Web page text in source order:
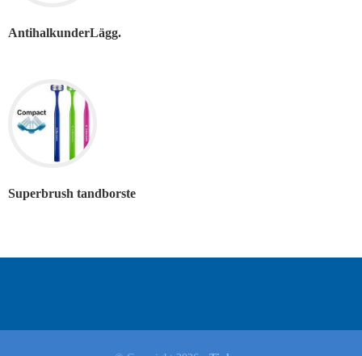
AntihalkunderLägg.
Superbrush tandborste